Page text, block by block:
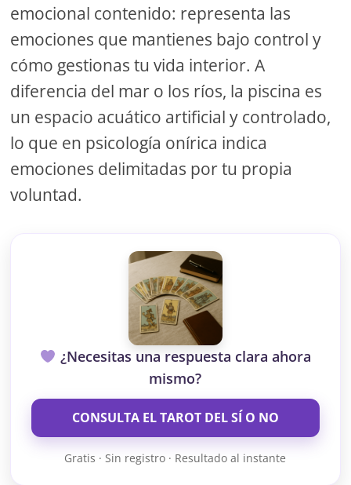
emocional contenido: representa las
emociones que mantienes bajo control y
cómo gestionas tu vida interior. A
diferencia del mar o los ríos, la piscina es
un espacio acuático artificial y controlado,
lo que en psicología onírica indica
emociones delimitadas por tu propia
voluntad.
¿Necesitas una respuesta clara ahora
mismo?
CONSULTA EL TAROT DEL SÍ O NO
Gratis · Sin registro · Resultado al instante